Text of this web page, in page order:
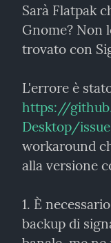
Sarà Flatpak
Gnome? Non
trovato con
https://
Desktop/
workaround
alla versione
1. È
backup di